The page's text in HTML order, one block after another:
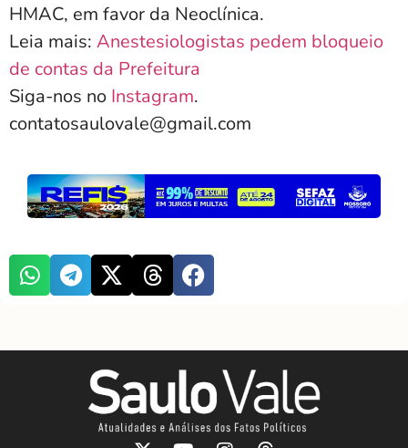
HMAC, em favor da Neoclínica.
Leia mais: Anestesiologistas pedem bloqueio
de contas da Prefeitura
Siga-nos no Instagram.
contatosaulovale@gmail.com